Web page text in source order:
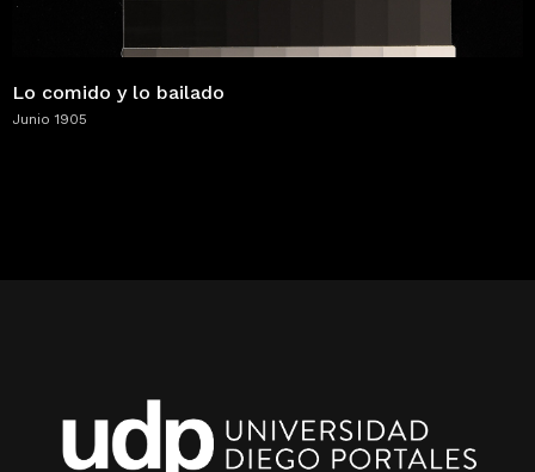
Lo comido y lo bailado
Junio 1905